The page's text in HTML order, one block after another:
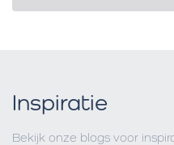
Inspiratie
Bekijk onze blogs voor